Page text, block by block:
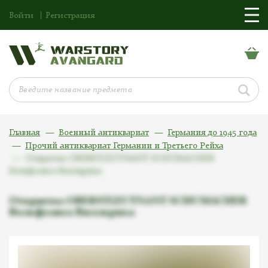
Войти Регистрация
Главная Военный антиквариат
Германия до 1945 года
Прочий антиквариат Германии и Третьего Рейха
Открытка OBERSTLEUTNANT SCHUMACHER
Вольфганга Вилльриха